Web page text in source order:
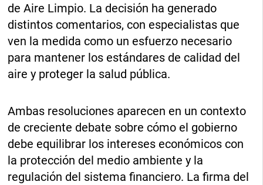
de Aire Limpio. La decisión ha generado
distintos comentarios, con especialistas que
ven la medida como un esfuerzo necesario
para mantener los estándares de calidad del
aire y proteger la salud pública.
Ambas resoluciones aparecen en un contexto
de creciente debate sobre cómo el gobierno
debe equilibrar los intereses económicos con
la protección del medio ambiente y la
regulación del sistema financiero. La firma del